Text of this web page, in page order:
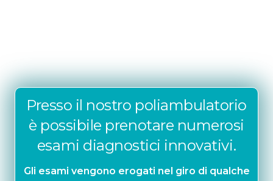
Presso il nostro poliambulatorio
è possibile prenotare numerosi
esami diagnostici innovativi.
Gli esami vengono erogati nel giro di qualche